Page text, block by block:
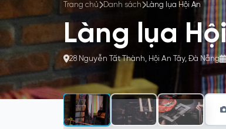
Trang chủ Danh sách Làng lụa Hội An
Làng lụa
28 Nguyễn Tất Thành, Hội An Tây, Đà Nẵng